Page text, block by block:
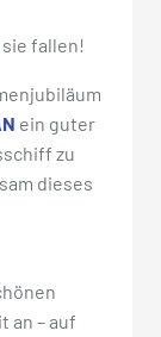
fallen!
ein guter
zu
dieses
an – auf